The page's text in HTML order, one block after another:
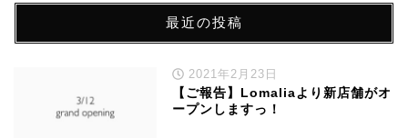
最近の投稿
2021年2月23日
【ご報告】Lomaliaより新店舗がオ
ープンしますっ！